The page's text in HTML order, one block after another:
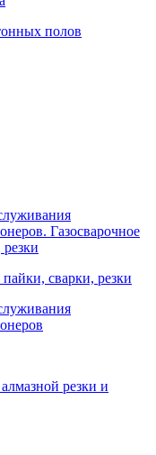
полов
Газосварочное
сварки, резки
резки и